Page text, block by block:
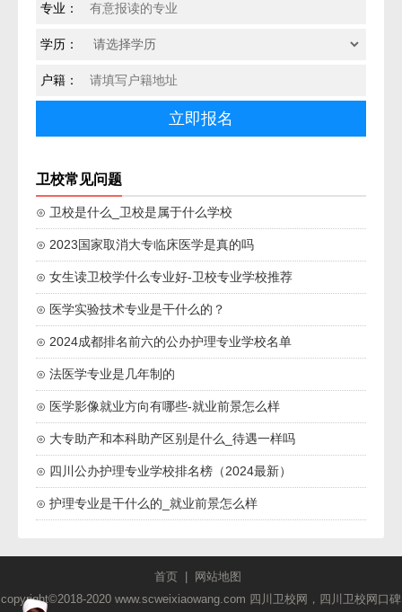
专业：
学历：
户籍：
卫校常见问题
⊙ 卫校是什么_卫校是属于什么学校
⊙ 2023国家取消大专临床医学是真的吗
⊙ 女生读卫校学什么专业好-卫校专业学校推荐
⊙ 医学实验技术专业是干什么的？
⊙ 2024成都排名前六的公办护理专业学校名单
⊙ 法医学专业是几年制的
⊙ 医学影像就业方向有哪些-就业前景怎么样
⊙ 大专助产和本科助产区别是什么_待遇一样吗
⊙ 四川公办护理专业学校排名榜（2024最新）
⊙ 护理专业是干什么的_就业前景怎么样
首页|
网站地图
copyright©2018-2020 www.scweixiaowang.com 四川卫校网，四川卫校网口碑